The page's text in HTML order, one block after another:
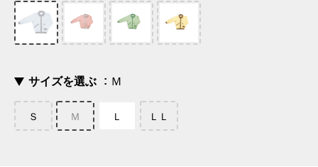
サイズを選ぶ Ｍ
Ｓ Ｍ Ｌ ＬＬ